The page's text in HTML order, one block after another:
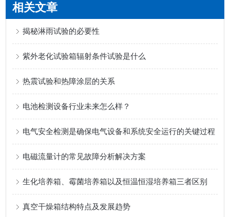
相关文章
揭秘淋雨试验的必要性
紫外老化试验箱辐射条件试验是什么
热震试验和热障涂层的关系
电池检测设备行业未来怎么样？
电气安全检测是确保电气设备和系统安全运行的关键过程
电磁流量计的常见故障分析解决方案
生化培养箱、霉菌培养箱以及恒温恒湿培养箱三者区别
真空干燥箱结构特点及发展趋势